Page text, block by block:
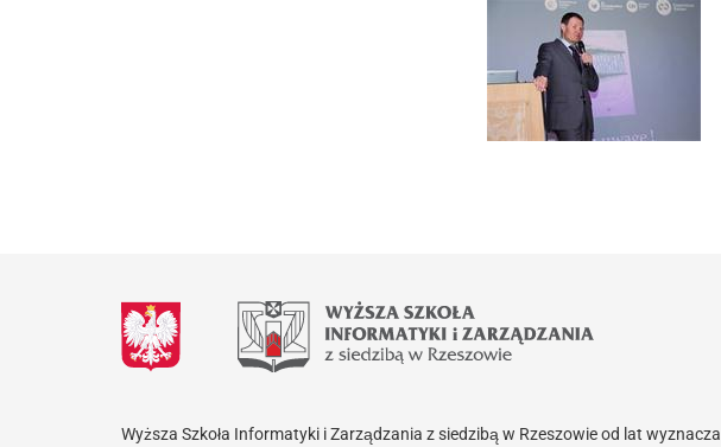
Wyższa Szkoła Informatyki i Zarządzania z siedzibą w Rzeszowie od lat wyznacza